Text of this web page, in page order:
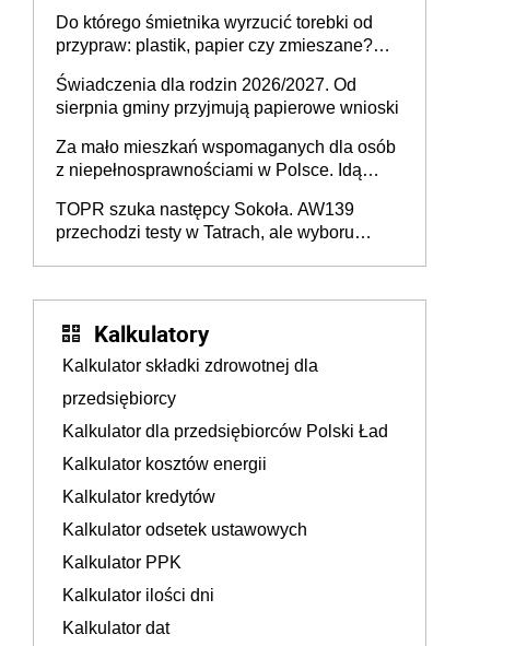
Do którego śmietnika wyrzucić torebki od
przypraw: plastik, papier czy zmieszane?
Świadczenia dla rodzin 2026/2027. Od
sierpnia gminy przyjmują papierowe wnioski
Za mało mieszkań wspomaganych dla osób
z niepełnosprawnościami w Polsce. Idą
TOPR szuka następcy Sokoła. AW139
przechodzi testy w Tatrach, ale wyboru
Kalkulatory
Kalkulator składki zdrowotnej dla
przedsiębiorcy
Kalkulator dla przedsiębiorców Polski Ład
Kalkulator kosztów energii
Kalkulator kredytów
Kalkulator odsetek ustawowych
Kalkulator PPK
Kalkulator ilości dni
Kalkulator dat